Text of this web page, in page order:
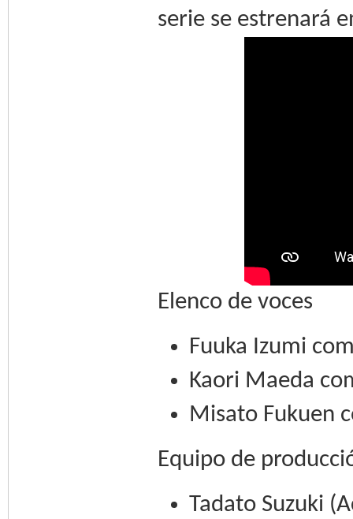
serie se estrenará
Elenco de voces
Fuuka Izumi
Kaori Maeda
Misato Fukuen
Equipo de
Tadato Suzuki